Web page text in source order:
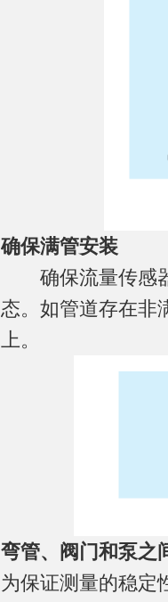
确保满管安装
确保流量传感器
态。如管道存在非
上。
弯管、阀门和泵之
为保证测量的稳定